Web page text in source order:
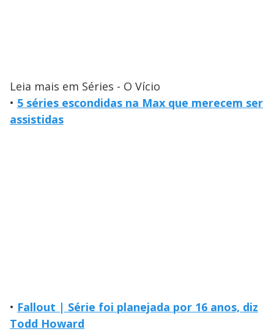
Leia mais em Séries - O Vício
• 5 séries escondidas na Max que merecem ser
assistidas
• Fallout | Série foi planejada por 16 anos, diz
Todd Howard